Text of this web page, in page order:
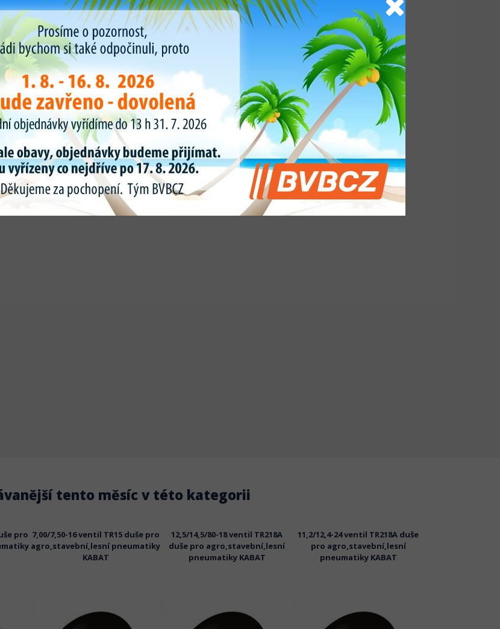
tento měsíc v této kategorii
pro 7,00/7,50-16 ventil TR15 duše pro
agro,stavební,lesní pneumatiky
KABAT
12,5/14,5/80-18 ventil TR218A
duše pro agro,stavební,lesní
pneumatiky KABAT
11,2/12,4-24 ventil TR218A duše
pro agro,stavební,lesní
pneumatiky KABAT